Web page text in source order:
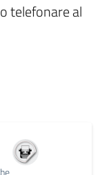
telefonare al